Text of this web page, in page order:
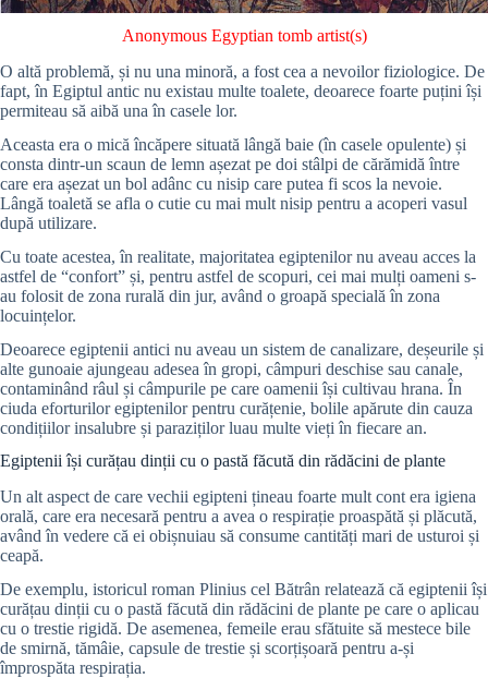
Anonymous Egyptian tomb artist(s)
O altă problemă, și nu una minoră, a fost cea a nevoilor fiziologice. De
fapt, în Egiptul antic nu existau multe toalete, deoarece foarte puțini își
permiteau să aibă una în casele lor.
Aceasta era o mică încăpere situată lângă baie (în casele opulente) și
consta dintr-un scaun de lemn așezat pe doi stâlpi de cărămidă între
care era așezat un bol adânc cu nisip care putea fi scos la nevoie.
Lângă toaletă se afla o cutie cu mai mult nisip pentru a acoperi vasul
după utilizare.
Cu toate acestea, în realitate, majoritatea egiptenilor nu aveau acces la
astfel de “confort” și, pentru astfel de scopuri, cei mai mulți oameni s-
au folosit de zona rurală din jur, având o groapă specială în zona
locuințelor.
Deoarece egiptenii antici nu aveau un sistem de canalizare, deșeurile și
alte gunoaie ajungeau adesea în gropi, câmpuri deschise sau canale,
contaminând râul și câmpurile pe care oamenii își cultivau hrana. În
ciuda eforturilor egiptenilor pentru curățenie, bolile apărute din cauza
condițiilor insalubre și paraziților luau multe vieți în fiecare an.
Egiptenii își curățau dinții cu o pastă făcută din rădăcini de plante
Un alt aspect de care vechii egipteni țineau foarte mult cont era igiena
orală, care era necesară pentru a avea o respirație proaspătă și plăcută,
având în vedere că ei obișnuiau să consume cantități mari de usturoi și
ceapă.
De exemplu, istoricul roman Plinius cel Bătrân relatează că egiptenii își
curățau dinții cu o pastă făcută din rădăcini de plante pe care o aplicau
cu o trestie rigidă. De asemenea, femeile erau sfătuite să mestece bile
de smirnă, tămâie, capsule de trestie și scorțișoară pentru a-și
împrospăta respirația.